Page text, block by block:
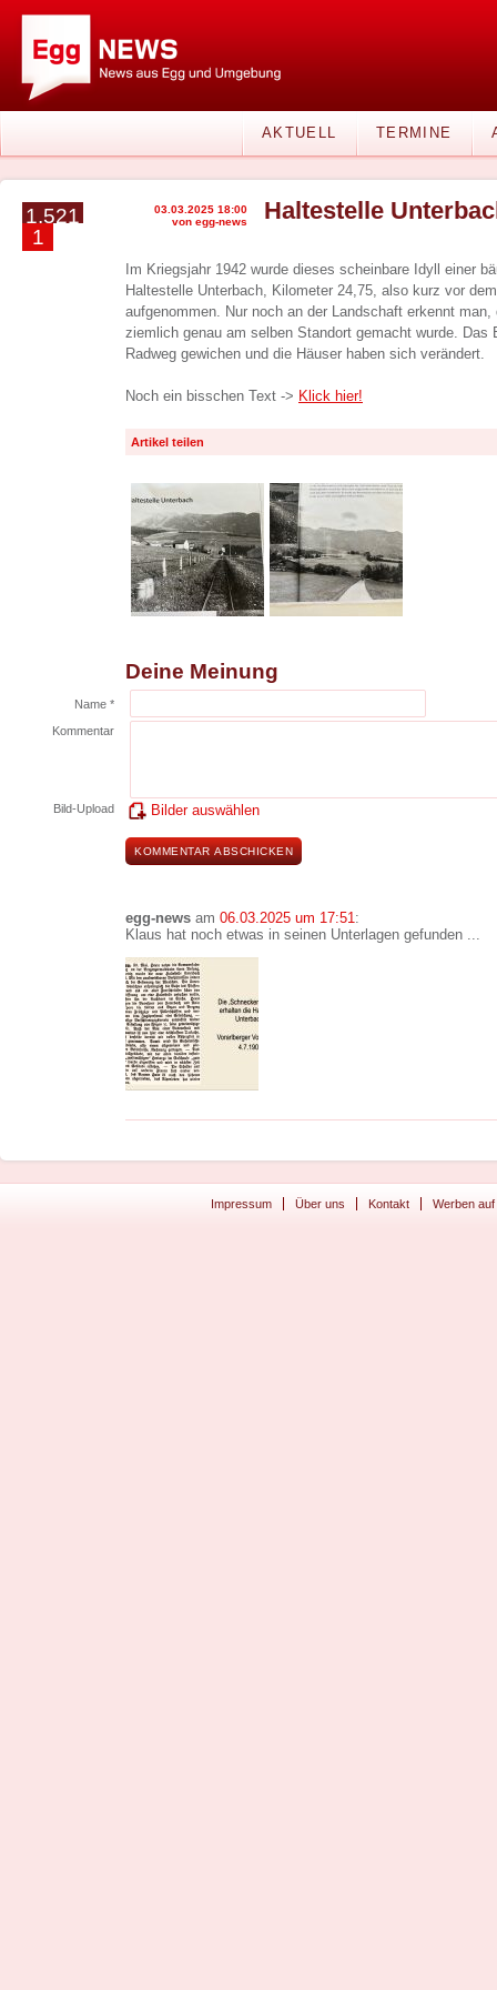
AKTUELL TERMINE
1.521
1
03.03.2025 18:00
von egg-news
Haltestelle
Im Kriegsjahr 1942 wurde dieses scheinbare Idyll einer
Haltestelle Unterbach, Kilometer 24,75, also kurz vor
aufgenommen. Nur noch an der Landschaft erkennt
ziemlich genau am selben Standort gemacht wurde. Das
Radweg gewichen und die Häuser haben sich verändert.
Noch ein bisschen Text -> Klick hier!
Artikel teilen
Deine Meinung
Name *
Kommentar
Bild-Upload Bilder auswählen
egg-news am 06.03.2025 um 17:51:
Klaus hat noch etwas in seinen Unterlagen gefunden ...
Impressum Über uns Kontakt Werben